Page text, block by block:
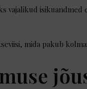
vajalikud
mida pakub